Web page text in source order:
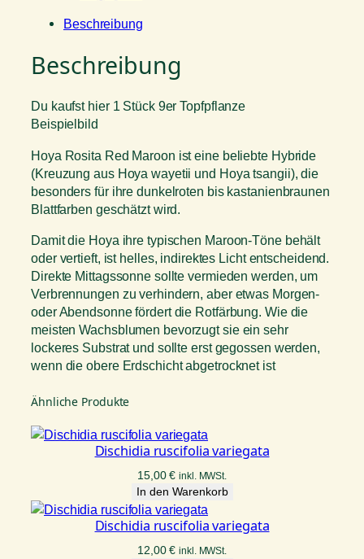
s
t
a
e
d
M
a
o
o
n
M
e
n
g
e
Beschreibung
Beschreibung
Du kaufst hier 1 Stück 9er Topfpflanze
Beispielbild
Hoya Rosita Red Maroon ist eine beliebte Hybride
(Kreuzung aus Hoya wayetii und Hoya tsangii), die
besonders für ihre dunkelroten bis kastanienbraunen
Blattfarben geschätzt wird.
Damit die Hoya ihre typischen Maroon-Töne behält
oder vertieft, ist helles, indirektes Licht entscheidend.
Direkte Mittagssonne sollte vermieden werden, um
Verbrennungen zu verhindern, aber etwas Morgen-
oder Abendsonne fördert die Rotfärbung. Wie die
meisten Wachsblumen bevorzugt sie ein sehr
lockeres Substrat und sollte erst gegossen werden,
wenn die obere Erdschicht abgetrocknet ist
Ähnliche Produkte
Dischidia ruscifolia variegata
15,00€ inkl. MWSt.
In den Warenkorb
Dischidia ruscifolia variegata
12,00€ inkl. MWSt.